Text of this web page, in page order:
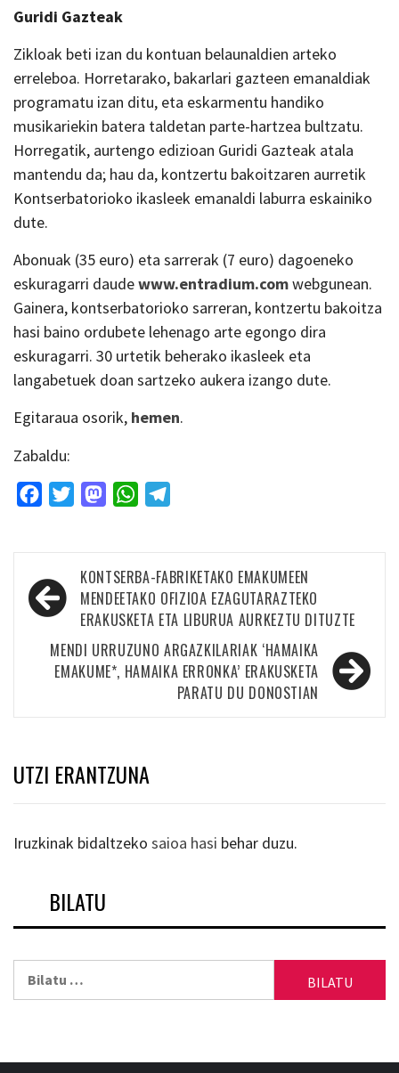
Guridi Gazteak
Zikloak beti izan du kontuan belaunaldien arteko
erreleboa. Horretarako, bakarlari gazteen emanaldiak
programatu izan ditu, eta eskarmentu handiko
musikariekin batera taldetan parte-hartzea bultzatu.
Horregatik, aurtengo edizioan Guridi Gazteak atala
mantendu da; hau da, kontzertu bakoitzaren aurretik
Kontserbatorioko ikasleek emanaldi laburra eskainiko
dute.
Abonuak (35 euro) eta sarrerak (7 euro) dagoeneko
eskuragarri daudewww.entradium.comwebgunean.
Gainera, kontserbatorioko sarreran, kontzertu bakoitza
hasi baino ordubete lehenago arte egongo dira
eskuragarri. 30 urtetik beherako ikasleek eta
langabetuek doan sartzeko aukera izango dute.
Egitaraua osorik, hemen.
Zabaldu:
FacebookTwitterMastodonWhatsApp
Bidalketetan
zehar
nabigatu
KONTSERBA-FABRIKETAKO EMAKUMEEN
MENDEETAKO OFIZIOA EZAGUTARAZTEKO
ERAKUSKETA ETA LIBURUA AURKEZTU DITUZTE
MENDI URRUZUNO ARGAZKILARIAK ‘HAMAIKA
EMAKUME*, HAMAIKA ERRONKA’ ERAKUSKETA
PARATU DU DONOSTIAN
UTZI ERANTZUNA
Iruzkinak bidaltzeko saioa hasi behar duzu.
BILATU